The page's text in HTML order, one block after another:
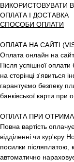
ВИКОРИСТОВУВАТИ
ОПЛАТА І ДОСТАВКА
СПОСОБИ ОПЛАТИ
ОПЛАТА НА САЙТІ
Оплата онлайн на
Після успішної
на сторінці з'явиться
гарантуємо безпеку
банківської карти при
ОПЛАТА ПРИ
Повна вартість
відділенні чи кур'єру
посилки
автоматично